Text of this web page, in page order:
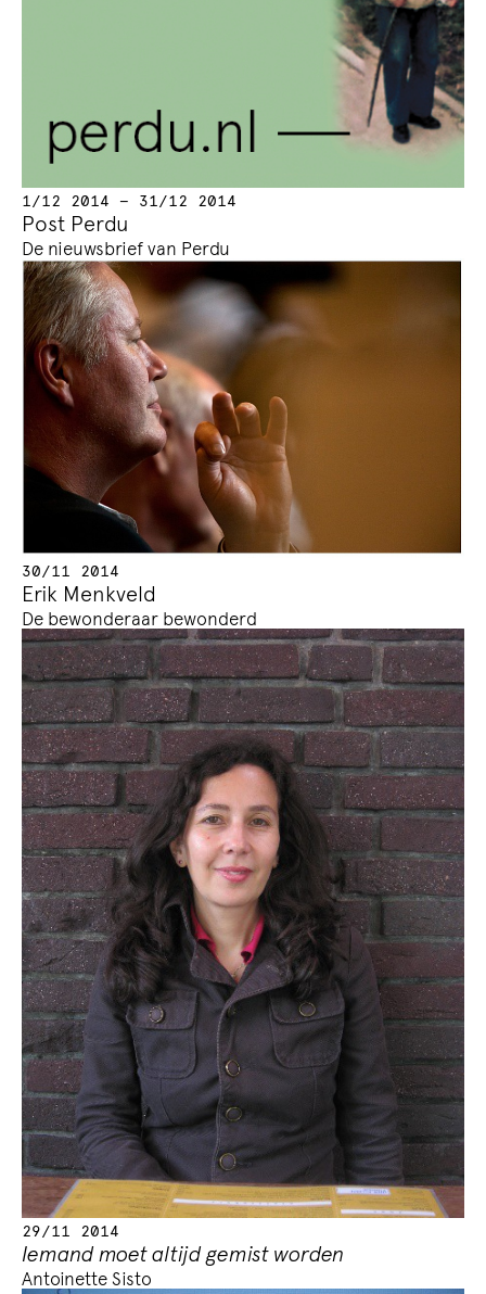
1/12 2014 — 31/12 2014
Post Perdu
De nieuwsbrief van Perdu
30/11 2014
Erik Menkveld
De bewonderaar bewonderd
29/11 2014
Iemand moet altijd gemist worden
Antoinette Sisto